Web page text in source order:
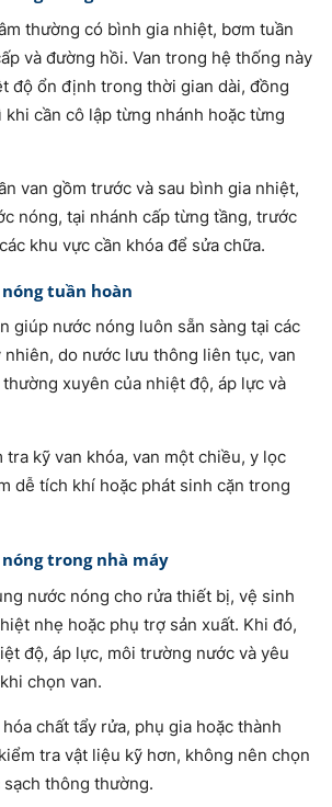
thường có bình gia nhiệt, bơm tuần
và đường hồi. Van trong hệ thống này
độ ổn định trong thời gian dài, đồng
cần cô lập từng nhánh hoặc từng
van gồm trước và sau bình gia nhiệt,
nóng, tại nhánh cấp từng tầng, trước
khu vực cần khóa để sửa chữa.
tuần hoàn
giúp nước nóng luôn sẵn sàng tại các
do nước lưu thông liên tục, van
xuyên của nhiệt độ, áp lực và
tra kỹ van khóa, van một chiều, y lọc
dễ tích khí hoặc phát sinh cặn trong
trong nhà máy
nước nóng cho rửa thiết bị, vệ sinh
nhẹ hoặc phụ trợ sản xuất. Khi đó,
độ, áp lực, môi trường nước và yêu
chọn van.
chất tẩy rửa, phụ gia hoặc thành
tra vật liệu kỹ hơn, không nên chọn
thông thường.